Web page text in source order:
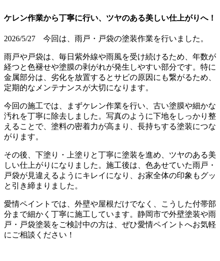
ケレン作業から丁寧に行い、ツヤのある美しい仕上がりへ！
2026/5/27 今回は、雨戸・戸袋の塗装作業を行いました。
雨戸や戸袋は、毎日紫外線や雨風を受け続けるため、年数が
経つと色褪せや塗膜の剥がれが発生しやすい部分です。特に
金属部分は、劣化を放置するとサビの原因にも繋がるため、
定期的なメンテナンスが大切になります。
今回の施工では、まずケレン作業を行い、古い塗膜や細かな
汚れを丁寧に除去しました。写真のように下地をしっかり整
えることで、塗料の密着力が高まり、長持ちする塗装につな
がります。
その後、下塗り・上塗りと丁寧に塗装を進め、ツヤのある美
しい仕上がりになりました。施工後は、色あせていた雨戸・
戸袋が見違えるようにキレイになり、お家全体の印象もグッ
と引き締まりました。
愛情ペイントでは、外壁や屋根だけでなく、こうした付帯部
分まで細かく丁寧に施工しています。静岡市で外壁塗装や雨
戸・戸袋塗装をご検討中の方は、ぜひ愛情ペイントへお気軽
にご相談ください！